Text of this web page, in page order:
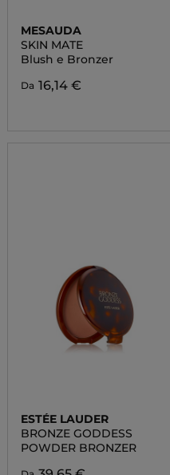
MESAUDA
SKIN MATE
Blush e Bronzer
Da 16,14 €
ESTÉE LAUDER
BRONZE GODDESS
POWDER BRONZER